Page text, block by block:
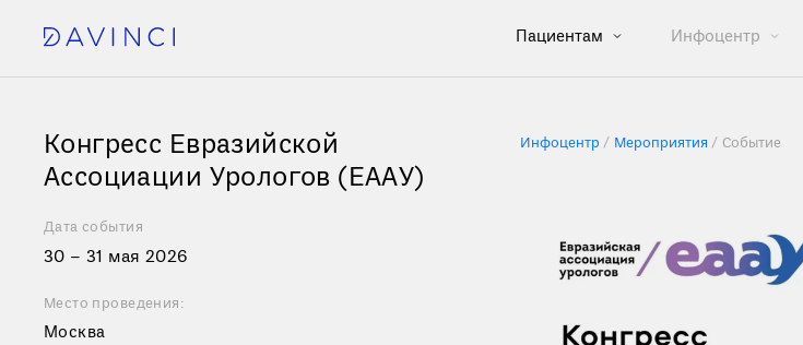
Пациентам Инфоцентр
Инфоцентр Мероприятия Событие
Конгресс Евразийской
Ассоциации Урологов (ЕААУ)
Дата события
30 – 31 мая 2026
Место проведения:
Москва